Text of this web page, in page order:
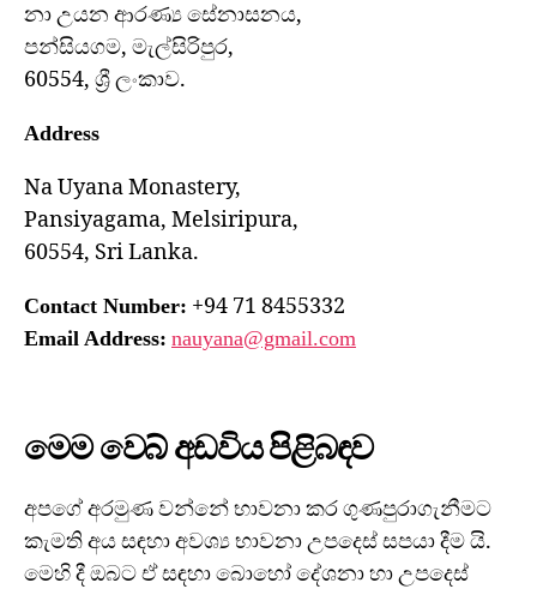
නා උයන ආරණ්‍ය සේනාසනය,
පන්සියගම, මැල්සිරිපුර,
60554, ශ්‍රී ලංකාව.
Address
Na Uyana Monastery,
Pansiyagama, Melsiripura,
60554, Sri Lanka.
Contact Number: +94 71 8455332
Email Address: nauyana@gmail.com
මෙම වෙබ් අඩවිය පිළිබඳව
අපගේ අරමුණ වන්නේ භාවනා කර ගුණපුරාගැනීමට
කැමති අය සඳහා අවශ්‍ය භාවනා උපදෙස් සපයා දීම යි.
මෙහි දී ඔබට ඒ සඳහා බොහෝ දේශනා හා උපදෙස්